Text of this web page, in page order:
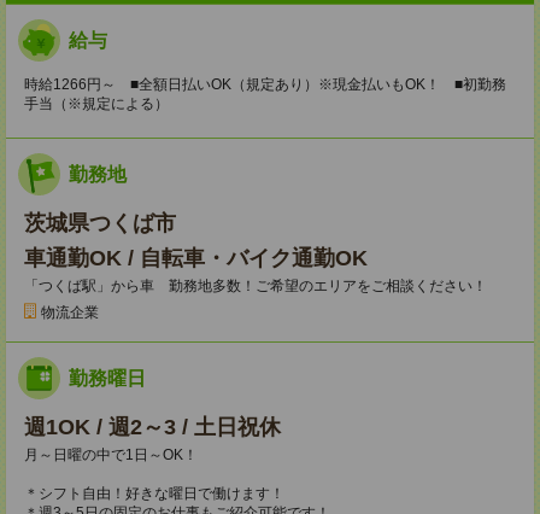
給与
時給1266円～ ■全額日払いOK（規定あり）※現金払いもOK！ ■初勤務
手当（※規定による）
勤務地
茨城県つくば市
車通勤OK / 自転車・バイク通勤OK
「つくば駅」から車 勤務地多数！ご希望のエリアをご相談ください！
物流企業
勤務曜日
週1OK / 週2～3 / 土日祝休
月～日曜の中で1日～OK！
＊シフト自由！好きな曜日で働けます！